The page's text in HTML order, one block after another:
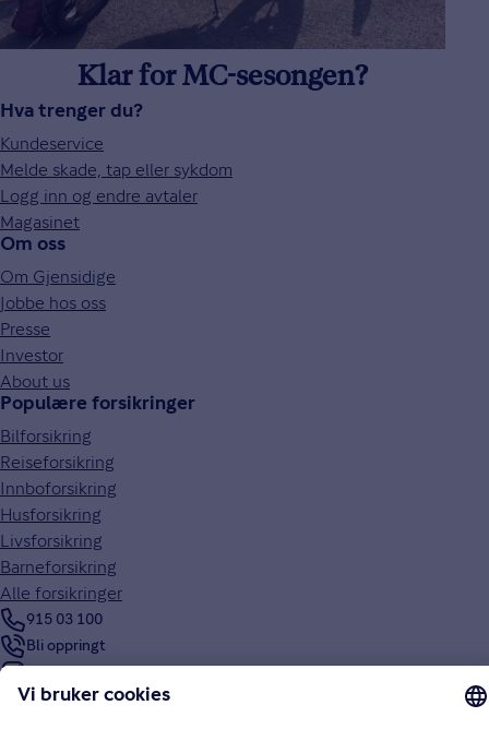
Klar for MC-sesongen?
Hva trenger du?
Kundeservice
Melde skade, tap eller sykdom
Logg inn og endre avtaler
Magasinet
Om oss
Om Gjensidige
Jobbe hos oss
Presse
Investor
About us
Populære forsikringer
Bilforsikring
Reiseforsikring
Innboforsikring
Husforsikring
Livsforsikring
Barneforsikring
Alle forsikringer
915 03 100
Bli oppringt
Instagram
LinkedIn